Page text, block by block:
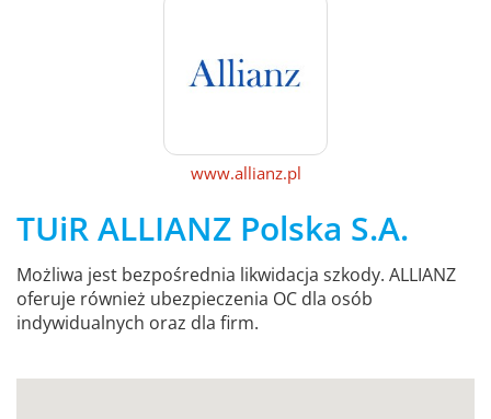
www.allianz.pl
TUiR ALLIANZ Polska S.A.
Możliwa jest bezpośrednia likwidacja szkody. ALLIANZ
oferuje również ubezpieczenia OC dla osób
indywidualnych oraz dla firm.